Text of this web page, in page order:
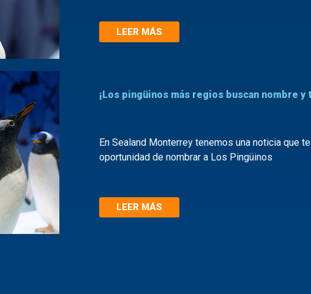
LEER MÁS
¡Los pingüinos más regios buscan nombre
En Sealand Monterrey tenemos una noticia que
oportunidad de nombrar a Los Pingüinos
LEER MÁS